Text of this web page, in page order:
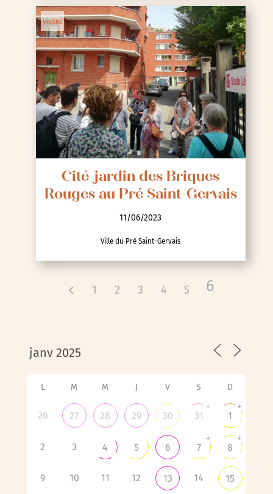
Visites
Cité-jardin des Briques
Rouges au Pré Saint-Gervais
11/06/2023
Ville du Pré Saint-Gervais
1 2 3 4 5 6
L M M J V S D
26 27 28 29 30 31
+
1
+
2 3 4 5 6 7
+
8
+
9 10 11 12 13 14 15